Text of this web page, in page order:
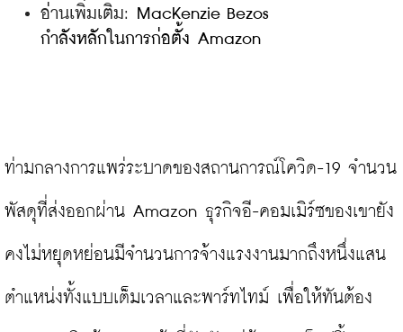
อ่านเพิ่มเติม:
MacKenzie Bezos
กำลังหลักในการก่อตั้ง Amazon
ท่ามกลางการแพร่ระบาดของสถานการณ์โควิด-19 จำนวน
พัสดุที่ส่งออกผ่าน Amazon ธุรกิจอี-คอมเมิร์ซของเขายัง
คงไม่หยุดหย่อนมีจำนวนการจ้างแรงงานมากถึงหนึ่งแสน
ตำแหน่งทั้งแบบเต็มเวลาและพาร์ทไทม์ เพื่อให้ทันต้อง